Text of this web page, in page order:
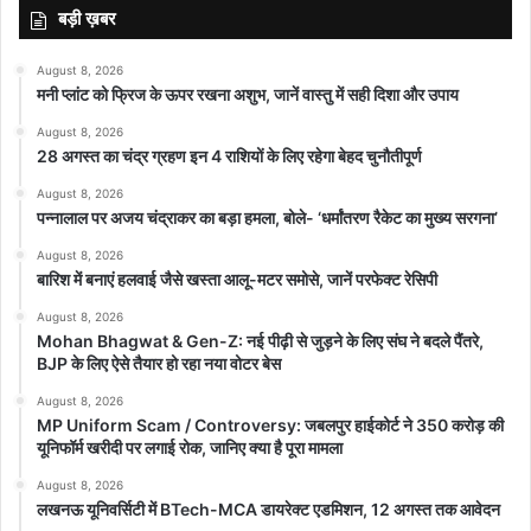
हमास के हमले ने अचानक बदल दी मिडिल-ईस्ट डिप्लोमेसी की तस्वीर
डिप्लोमेटिक एडिटर पैट्रिक विंटोर ने अपने एक लेख में कहा है कि हमास के हमले
ने मध्य-पूर्व की कूटनीति की तस्वीर अचानक से बदल दी है.
उन्होंने अपने लेख में कहा, 'ईरान का लक्ष्य क्षेत्र को अस्थिर करना है और वो चाहता
है कि सऊदी अरब का इजरायल के साथ शांति समझौता लगभग असंभव हो जाए.
इसके उलट इजरायल फिलिस्तीनी संघर्ष को कूटनीतिक रूप से कम करके दिखाना
चाहता है ताकि यह धीरे-धीरे अप्रासंगिक हो जाए.'
ईरान नहीं चाहता इजरायल और मुस्लिम देशों के बीच कायम हों रिश्ते
पिछले महीने ही एनबीसी न्यूज के साथ एक इंटरव्यू में ईरान के राष्ट्रपति इब्राहिम
रईसी ने कहा था, 'हम अपने क्षेत्रीय देशों और इजरायल के बीच किसी भी द्विपक्षीय
संबंध के खिलाफ हैं. हमारा मानना ​​है कि इजरायल क्षेत्र में अपने आप को सुरक्षित
रखता है.'
बड़ी ख़बर
August 8, 2026
मनी प्लांट को फ्रिज के ऊपर रखना अशुभ, जानें वास्तु में सही दिशा और उपाय
August 8, 2026
28 अगस्त का चंद्र ग्रहण इन 4 राशियों के लिए रहेगा बेहद चुनौतीपूर्ण
August 8, 2026
पन्नालाल पर अजय चंद्राकर का बड़ा हमला, बोले- ‘धर्मांतरण रैकेट का मुख्य सरगना’
August 8, 2026
बारिश में बनाएं हलवाई जैसे खस्ता आलू-मटर समोसे, जानें परफेक्ट रेसिपी
August 8, 2026
Mohan Bhagwat & Gen-Z: नई पीढ़ी से जुड़ने के लिए संघ ने बदले पैंतरे,
BJP के लिए ऐसे तैयार हो रहा नया वोटर बेस
August 8, 2026
MP Uniform Scam / Controversy: जबलपुर हाईकोर्ट ने 350 करोड़ की
यूनिफॉर्म खरीदी पर लगाई रोक, जानिए क्या है पूरा मामला
August 8, 2026
लखनऊ यूनिवर्सिटी में BTech-MCA डायरेक्ट एडमिशन, 12 अगस्त तक आवेदन